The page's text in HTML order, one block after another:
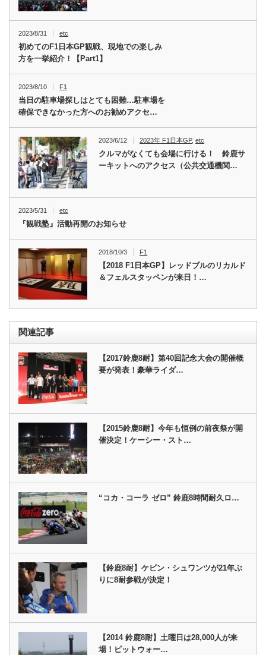
2023/8/31 etc
初めてのF1日本GP観戦、現地での楽しみ
方を一挙紹介！【Part1】
2023/8/10 F1
当日の駐車場探しはとても困難…駐車場を
確保できなかった方へのお勧めアクセ…
2023/6/12 2023年 F1日本GP,etc
クルマがなくても会場に行ける！ 鈴鹿サ
ーキットへのアクセス（公共交通機関…
2023/5/31 etc
『観戦塾』活動再開のお知らせ
2018/10/3 F1
【2018 F1日本GP】レッドブルのリカルド
＆フェルスタッペンが来日！…
関連記事
【2017鈴鹿8耐】第40回記念大会の開催概
要が発表！豪華ライダ…
【2015鈴鹿8耐】今年も恒例の前夜祭が開
催決定！ケーシー・スト…
“コカ・コーラ ゼロ” 鈴鹿8時間耐久ロ…
【鈴鹿8耐】ケビン・シュワンツが21年ぶ
りに8耐参戦が決定！
【2014 鈴鹿8耐】土曜日は28,000人が来
場！ピットウォー…